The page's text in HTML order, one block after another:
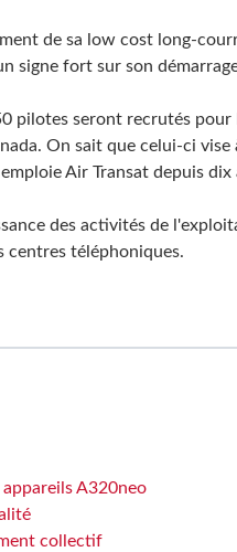
de sa low cost long-
signe fort sur son
pilotes seront recrutés pour
On sait que celui-ci vise
Air Transat depuis dix
des activités de
centres téléphoniques.
A320neo
collectif